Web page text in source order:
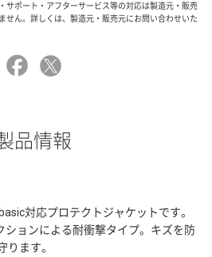
サポート・アフターサービス等の対応は製造元・販売
せん。詳しくは、製造元・販売元にお問い合わせいた
品情報
対応プロテクトジャケットです。
ションによる耐衝撃タイプ。キズを防
ります。